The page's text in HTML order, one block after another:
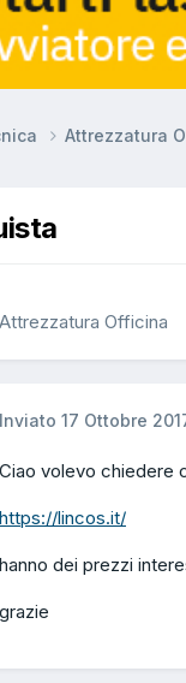
Attrezzatura
Attrezzatura Officina
Inviato 17 Ottobre
Ciao volevo chiedere
https://lincos.it/
hanno dei prezzi
grazie